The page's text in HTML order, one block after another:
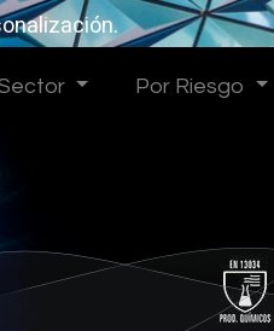
Por Riesgo